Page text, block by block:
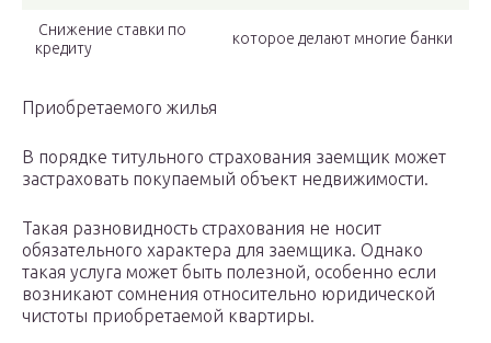
Снижение ставки по
кредиту
которое делают многие банки
Приобретаемого жилья
В порядке титульного страхования заемщик может
застраховать покупаемый объект недвижимости.
Такая разновидность страхования не носит
обязательного характера для заемщика. Однако
такая услуга может быть полезной, особенно если
возникают сомнения относительно юридической
чистоты приобретаемой квартиры.